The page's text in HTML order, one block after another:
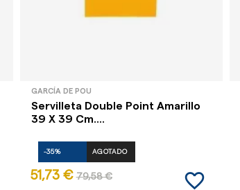
GARCÍA DE POU
Servilleta Double Point Amarillo
39 X 39 Cm....
-35% AGOTADO
51,73 € 79,58 € favorite_border